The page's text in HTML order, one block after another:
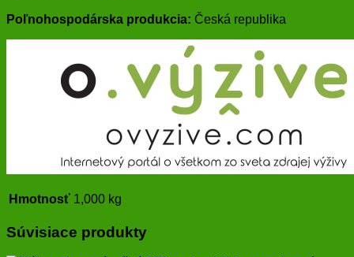
Poľnohospodárska produkcia: Česká republika
Hmotnosť 1,000 kg
Súvisiace produkty